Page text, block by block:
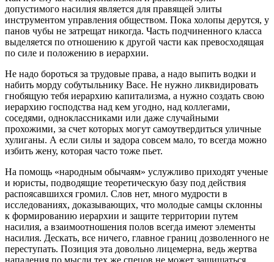
допустимого насилия является для правящей элиты
инструментом управления обществом. Пока холопы дерутся, у
панов чубы не затрещат никогда. Часть подчиненного класса
выделяется по отношению к другой части как превосходящая
по силе и положению в иерархии.
Не надо бороться за трудовые права, а надо выпить водки и
набить морду собутыльнику Васе. Не нужно ликвидировать
гнобящую тебя иерархию капитализма, а нужно создать свою
иерархию господства над кем угодно, над коллегами,
соседями, одноклассниками или даже случайными
прохожими, за счет которых могут самоутвердиться уличные
хулиганы. А если силы и задора совсем мало, то всегда можно
избить жену, которая часто тоже пьет.
На помощь «народным обычаям» услужливо приходят ученые
и юристы, подводящие теоретическую базу под действия
распоясавшихся громил. Слов нет, много мудрости в
исследованиях, доказывающих, что молодые самцы склонны
к формированию иерархии и защите территории путем
насилия, а взаимоотношения полов всегда имеют элементы
насилия. Дескать, все ничего, главное границ дозволенного не
переступать. Позиция эта довольно лицемерна, ведь жертва
нападения по мысли тех же спецов не может защищаться